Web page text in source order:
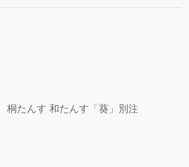
たんす 和たんす「葵」別注